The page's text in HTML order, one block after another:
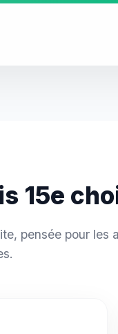
15e
pensée pour les